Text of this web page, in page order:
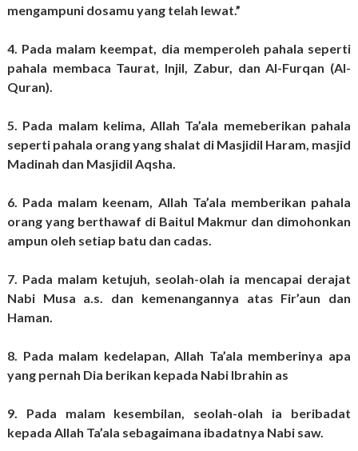
mengampuni dosamu yang telah lewat.”
4. Pada malam keempat, dia memperoleh pahala seperti
pahala membaca Taurat, Injil, Zabur, dan Al-Furqan (Al-
Quran).
5. Pada malam kelima, Allah Ta’ala memeberikan pahala
seperti pahala orang yang shalat di Masjidil Haram, masjid
Madinah dan Masjidil Aqsha.
6. Pada malam keenam, Allah Ta’ala memberikan pahala
orang yang berthawaf di Baitul Makmur dan dimohonkan
ampun oleh setiap batu dan cadas.
7. Pada malam ketujuh, seolah-olah ia mencapai derajat
Nabi Musa a.s. dan kemenangannya atas Fir’aun dan
Haman.
8. Pada malam kedelapan, Allah Ta’ala memberinya apa
yang pernah Dia berikan kepada Nabi Ibrahin as
9. Pada malam kesembilan, seolah-olah ia beribadat
kepada Allah Ta’ala sebagaimana ibadatnya Nabi saw.